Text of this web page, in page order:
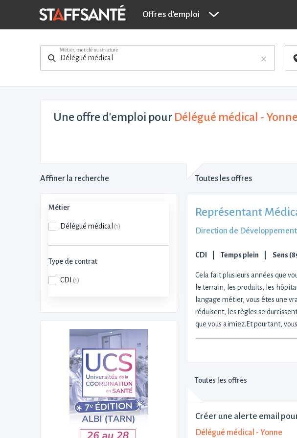
Offres d'emploi
×
Métier, mot clé ou structure
Une offre d'emploi pour Délégué médical - Yonne
Affiner la recherche
Métier
Délégué médical (1)
Type de contrat
CDI (1)
Toutes les offres
Représentant
Direction de
CDI Temps plein Sens
Cela fait plusieurs années que
le terrain, les produits, les
langage métier, vous êtes une
réduisent, les règles se
que vous aimiez.Et pourtant,
Toutes les offres
Créer une alerte email
Délégué médical - Yonne